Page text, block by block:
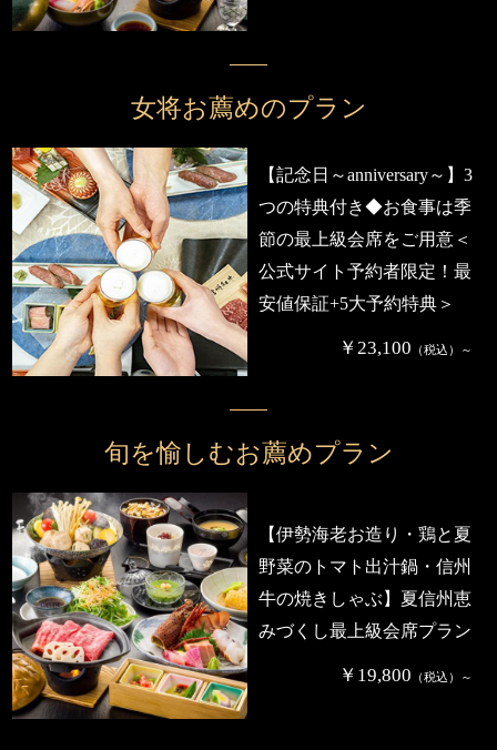
女将お薦めのプラン
【記念日～anniversary～】3
つの特典付き◆お食事は季
節の最上級会席をご用意＜
公式サイト予約者限定！最
安値保証+5大予約特典＞
￥23,100 （税込）～
旬を愉しむお薦めプラン
【伊勢海老お造り・鶏と夏
野菜のトマト出汁鍋・信州
牛の焼きしゃぶ】夏信州恵
みづくし最上級会席プラン
￥19,800 （税込）～